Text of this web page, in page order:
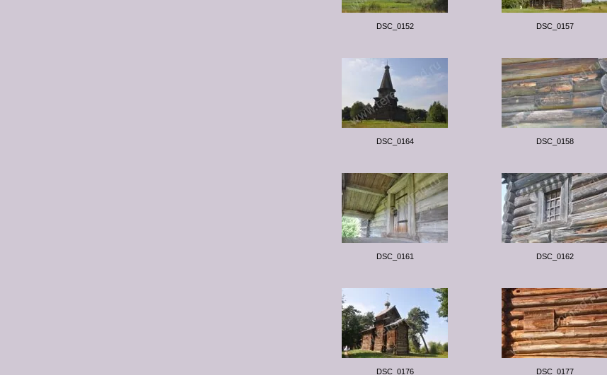
DSC_0152 DSC_0157
DSC_0164 DSC_0158
DSC_0161 DSC_0162
DSC_0176 DSC_0177